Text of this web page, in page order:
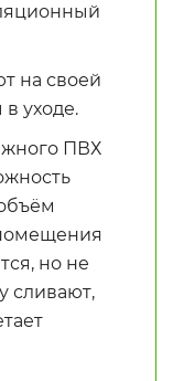
на своей
уходе.
ПВХ
но не
сливают,